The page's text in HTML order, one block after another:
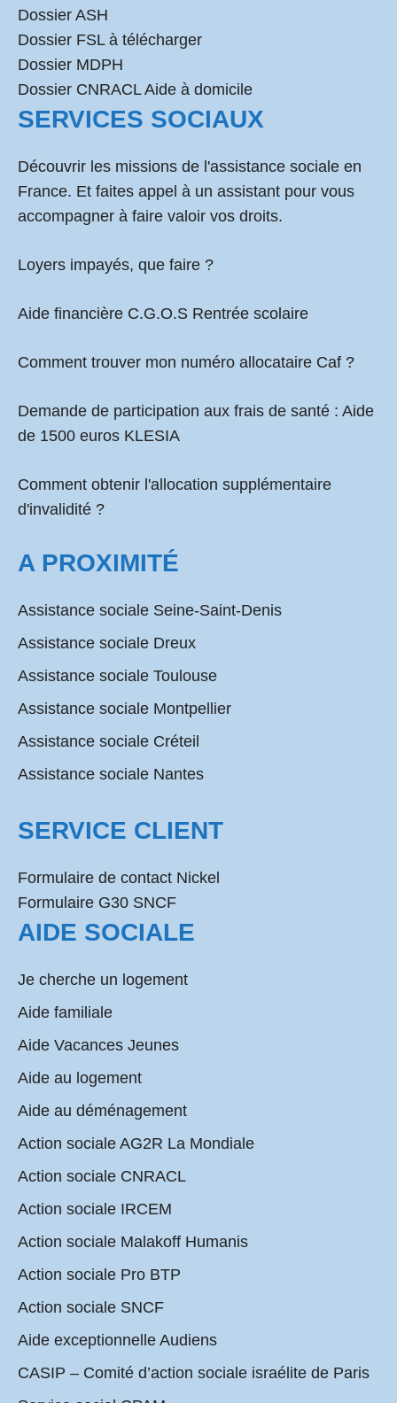
Dossier ASH
Dossier FSL à télécharger
Dossier MDPH
Dossier CNRACL Aide à domicile
SERVICES SOCIAUX
Découvrir les missions de l'assistance sociale en
France. Et faites appel à un assistant pour vous
accompagner à faire valoir vos droits.
Loyers impayés, que faire ?
Aide financière C.G.O.S Rentrée scolaire
Comment trouver mon numéro allocataire Caf ?
Demande de participation aux frais de santé : Aide
de 1500 euros KLESIA
Comment obtenir l'allocation supplémentaire
d'invalidité ?
A PROXIMITÉ
Assistance sociale Seine-Saint-Denis
Assistance sociale Dreux
Assistance sociale Toulouse
Assistance sociale Montpellier
Assistance sociale Créteil
Assistance sociale Nantes
SERVICE CLIENT
Formulaire de contact Nickel
Formulaire G30 SNCF
AIDE SOCIALE
Je cherche un logement
Aide familiale
Aide Vacances Jeunes
Aide au logement
Aide au déménagement
Action sociale AG2R La Mondiale
Action sociale CNRACL
Action sociale IRCEM
Action sociale Malakoff Humanis
Action sociale Pro BTP
Action sociale SNCF
Aide exceptionnelle Audiens
CASIP – Comité d’action sociale israélite de Paris